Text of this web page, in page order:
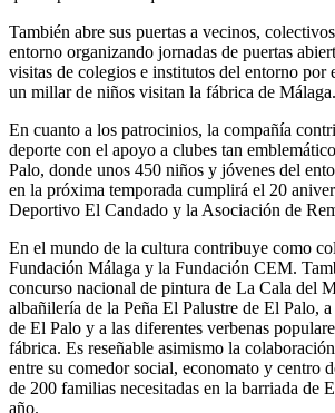
También abre sus puertas a vecinos,
entorno organizando jornadas de puertas
visitas de colegios e institutos del entorno por
un millar de niños visitan la fábrica de Málaga.
En cuanto a los patrocinios, la compañía
deporte con el apoyo a clubes tan
Palo, donde unos 450 niños y jóvenes del
en la próxima temporada cumplirá el 20
Deportivo El Candado y la Asociación de
En el mundo de la cultura contribuye como
Fundación Málaga y la Fundación CEM.
concurso nacional de pintura de La Cala del
albañilería de la Peña El Palustre de El Palo,
de El Palo y a las diferentes verbenas
fábrica. Es reseñable asimismo la
entre su comedor social, economato y centro
de 200 familias necesitadas en la barriada de
año.